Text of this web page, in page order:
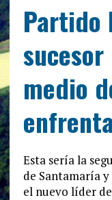
Partido
medio
Esta sería la
de Santamaría
el nuevo líder